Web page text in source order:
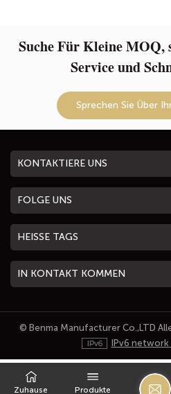
Suche Für Kleine MOQ,
Service und
Sprechen Sie Über
KONTAKTIERE UNS
FOLGE UNS
HEISSE TAGS
IN KONTAKT KOMMEN
© Benma Manufacturer Co.,LTD
IPv6
Zuhause Produkte